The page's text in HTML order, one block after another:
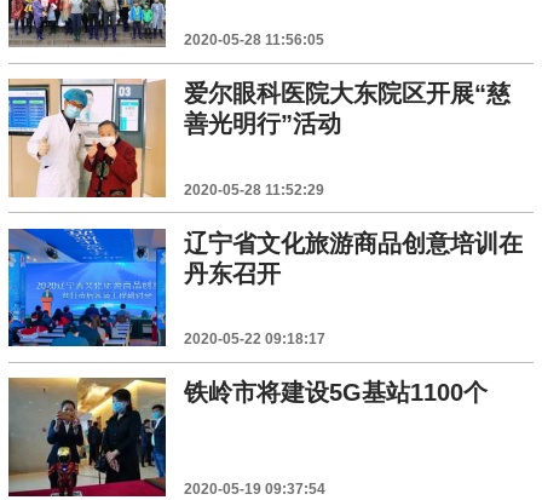
2020-05-28 11:56:05
爱尔眼科医院大东院区开展“慈
善光明行”活动
2020-05-28 11:52:29
辽宁省文化旅游商品创意培训在
丹东召开
2020-05-22 09:18:17
铁岭市将建设5G基站1100个
2020-05-19 09:37:54